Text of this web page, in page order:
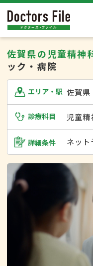
佐賀県の児童精神
ック・病院
エリア・駅 佐賀県
診療科目 児童精
詳細条件 ネッ